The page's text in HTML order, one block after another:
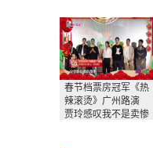
春节档票房冠军《热
辣滚烫》广州路演
贾玲感叹我不是卖惨